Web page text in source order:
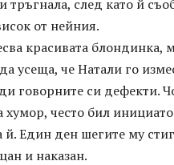
тръгнала, след като й
от нейния.
красивата блондинка,
усеща, че Натали го
говорните си дефекти.
хумор, често бил
й. Един ден шегите му
и наказан.